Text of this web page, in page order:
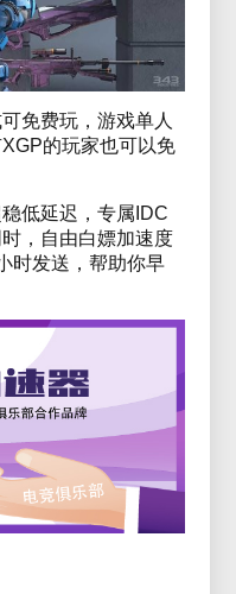
免费玩，游戏单人
的玩家也可以免
低延迟，专属IDC
，自由白嫖加速度
时发送，帮助你早